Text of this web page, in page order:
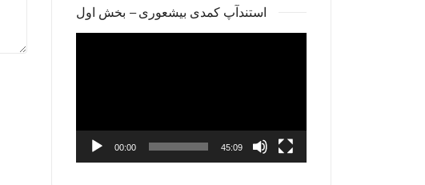
استندآپ کمدی بیشعوری – بخش اول
00:00 45:09